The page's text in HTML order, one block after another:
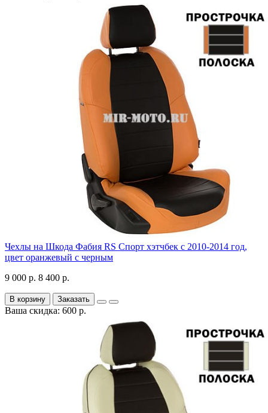
Чехлы на Шкода Фабия RS Спорт хэтчбек с 2010-2014 год,
цвет оранжевый с черным
9 000 р. 8 400 р.
В корзину Заказать
Ваша скидка: 600 р.